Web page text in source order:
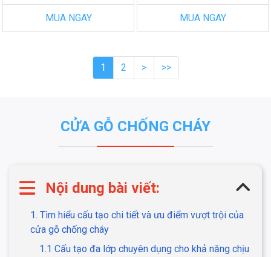
MUA NGAY MUA NGAY
1 2 > >>
CỬA GỖ CHỐNG CHÁY
Nội dung bài viết:
1. Tìm hiểu cấu tạo chi tiết và ưu điểm vượt trội của
cửa gỗ chống cháy
1.1 Cấu tạo đa lớp chuyên dụng cho khả năng chịu